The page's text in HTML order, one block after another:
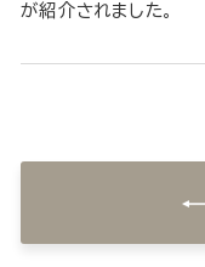
が紹介されました。